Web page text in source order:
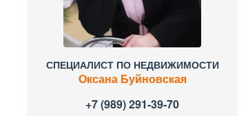
СПЕЦИАЛИСТ ПО НЕДВИЖИМОСТИ
Оксана Буйновская
+7 (989) 291-39-70